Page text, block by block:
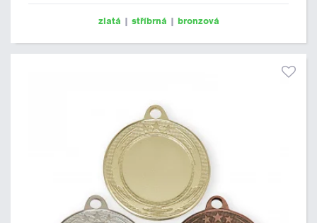
zlatá | stříbrná | bronzová